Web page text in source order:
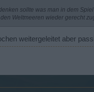
sollte was man in dem
Weltmeeren wieder gerecht
weitergeleitet aber